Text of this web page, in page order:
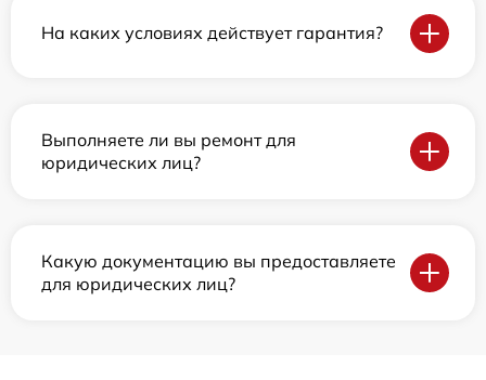
На каких условиях действует гарантия?
Выполняете ли вы ремонт для
юридических лиц?
Какую документацию вы предоставляете
для юридических лиц?